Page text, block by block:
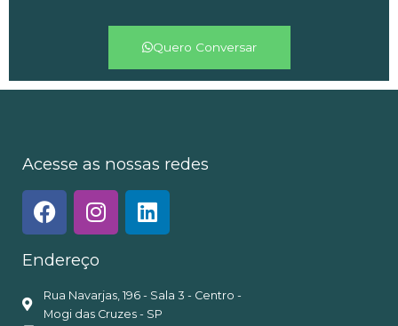
Quero Conversar
Acesse as nossas redes
Endereço
Rua Navarjas, 196 - Sala 3 - Centro -
Mogi das Cruzes - SP